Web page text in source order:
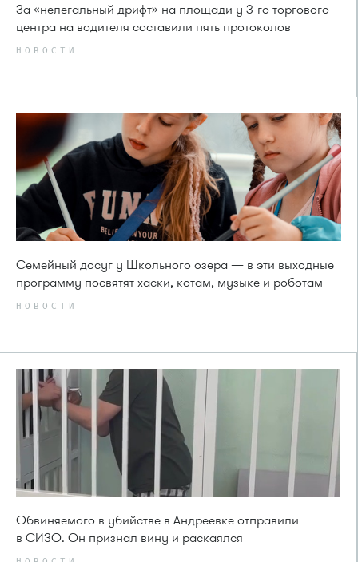
За «нелегальный дрифт» на площади у 3-го торгового
центра на водителя составили пять протоколов
НОВОСТИ
Семейный досуг у Школьного озера — в эти выходные
программу посвятят хаски, котам, музыке и роботам
НОВОСТИ
Обвиняемого в убийстве в Андреевке отправили
в СИЗО. Он признал вину и раскаялся